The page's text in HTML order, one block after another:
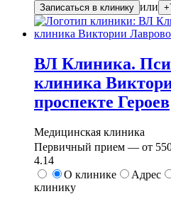
Записаться в клинику или
ВЛ Клиника.
клиника
проспекте Героев
Медицинская клиника
Первичный прием — от
4.14
О клинике
Адрес
клинику